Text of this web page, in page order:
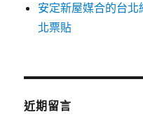
安定新屋媒合的台
北票貼
近期留言